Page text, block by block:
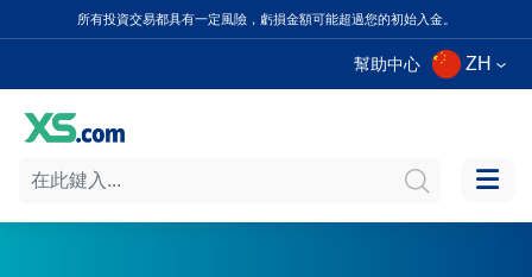
所有投資交易都具有一定風險，虧損金額可能超過您的初始入金。
幫助中心 ZH